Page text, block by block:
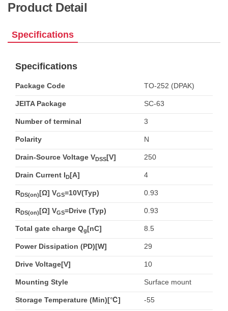
Product Detail
Specifications
Specifications
Package Code TO-252 (DPAK)
JEITA Package SC-63
Number of terminal 3
Polarity N
Drain-Source Voltage VDSS[V] 250
Drain Current ID[A] 4
RDS(on)[Ω] VGS=10V(Typ) 0.93
RDS(on)[Ω] VGS=Drive (Typ) 0.93
Total gate charge Qg[nC] 8.5
Power Dissipation (PD)[W] 29
Drive Voltage[V] 10
Mounting Style Surface mount
Storage Temperature (Min)[℃] -55